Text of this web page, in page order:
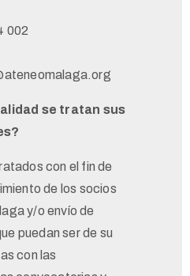
002
se tratan sus
con el fin de
de los socios
y/o envío de
puedan ser de su
con las